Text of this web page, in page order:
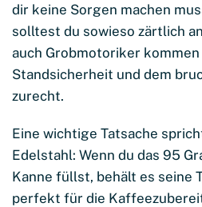
dir keine Sorgen machen
solltest du sowieso zärtlich
auch Grobmotoriker kommen
Standsicherheit und dem
zurecht.
Eine wichtige Tatsache
Edelstahl: Wenn du das 95
Kanne füllst, behält es seine
perfekt für die